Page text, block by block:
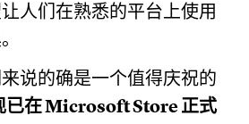
人们在熟悉的平台上使用
说的确是一个值得庆祝的
在 Microsoft Store 正式